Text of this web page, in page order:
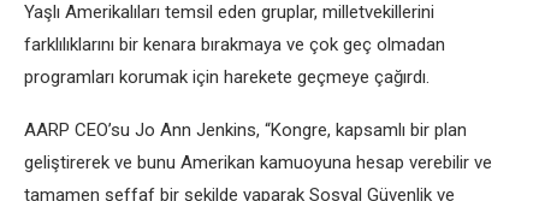
Yaşlı Amerikalıları temsil eden gruplar, milletvekillerini
farklılıklarını bir kenara bırakmaya ve çok geç olmadan
programları korumak için harekete geçmeye çağırdı.
AARP CEO’su Jo Ann Jenkins, “Kongre, kapsamlı bir plan
geliştirerek ve bunu Amerikan kamuoyuna hesap verebilir ve
tamamen şeffaf bir şekilde yaparak Sosyal Güvenlik ve